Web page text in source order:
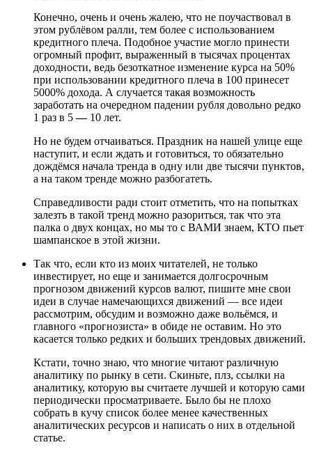
Конечно, очень и очень жалею, что не поучаствовал в
этом рублёвом ралли, тем более с использованием
кредитного плеча. Подобное участие могло принести
огромный профит, выраженный в тысячах процентах
доходности, ведь безоткатное изменение курса на 50%
при использовании кредитного плеча в 100 принесет
5000% дохода. А случается такая возможность
заработать на очередном падении рубля довольно редко
1 раз в 5—10 лет.
Но не будем отчаиваться. Праздник на нашей улице еще
наступит, и если ждать и готовиться, то обязательно
дождёмся начала тренда в одну или две тысячи пунктов,
а на таком тренде можно разбогатеть.
Справедливости ради стоит отметить, что на попытках
залезть в такой тренд можно разориться, так что эта
палка о двух концах, но мы то с ВАМИ знаем, КТО пьет
шампанское в этой жизни.
Так что, если кто из моих читателей, не только
инвестирует, но еще и занимается долгосрочным
прогнозом движений курсов валют, пишите мне свои
идеи в случае намечающихся движений — все идеи
рассмотрим, обсудим и возможно даже вольёмся, и
главного «прогнозиста» в обиде не оставим. Но это
касается только редких и больших трендовых движений.
Кстати, точно знаю, что многие читают различную
аналитику по рынку в сети. Скиньте, плз, ссылки на
аналитику, которую вы считаете лучшей и которую сами
периодически просматриваете. Было бы не плохо
собрать в кучу список более менее качественных
аналитических ресурсов и написать о них в отдельной
статье.